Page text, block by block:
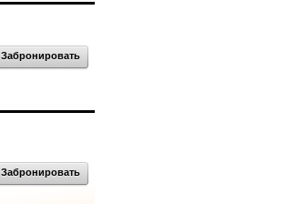
Забронировать
Забронировать